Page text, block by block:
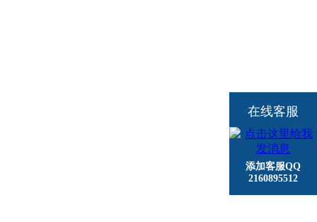
在线客服
添加客服QQ
2160895512